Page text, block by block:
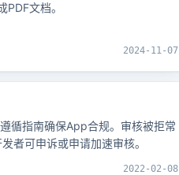
文档。
2024-11-07
循指南确保App合规。审核被拒常
者可申诉或申请加速审核。
2022-02-08